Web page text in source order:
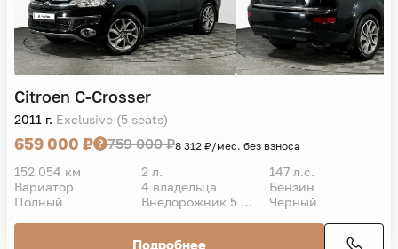
Citroen C-Crosser
2011 г. Exclusive (5 seats)
659 000 ₽ 759 000 ₽8 312 ₽/мес. без взноса
152 054 км 2 л.
147 л.с.
Вариатор
4 владельца
Бензин
Полный
Внедорожник 5 дв. Черный
Подробнее